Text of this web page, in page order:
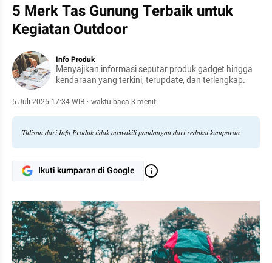
5 Merk Tas Gunung Terbaik untuk
Kegiatan Outdoor
Info Produk
Menyajikan informasi seputar produk gadget hingga
kendaraan yang terkini, terupdate, dan terlengkap.
5 Juli 2025 17:34 WIB · waktu baca 3 menit
Tulisan dari Info Produk tidak mewakili pandangan dari redaksi kumparan
Ikuti kumparan di Google